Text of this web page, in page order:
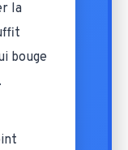
la
bouge